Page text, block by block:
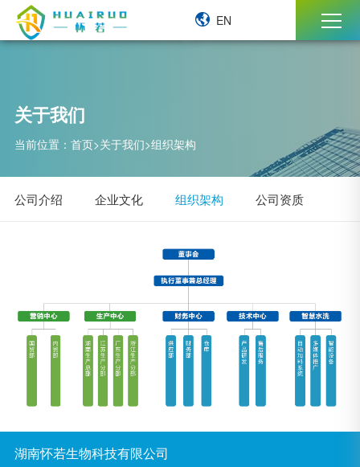
EN
关于我们
当前位置： 首页>关于我们>组织架构
公司介绍 企业文化 组织架构 公司资质
湖南怀若生物科技有限公司